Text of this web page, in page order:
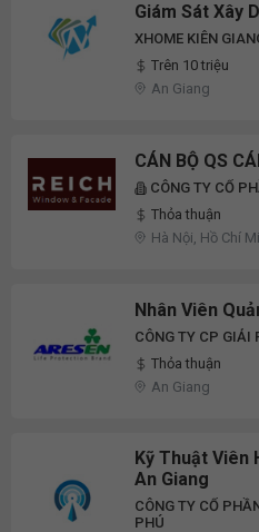
Giám Sát Xây
XHOME KIÊN
Trên 10 triệu
An Giang
CÁN BỘ QS
CÔNG TY CỔ
Thỏa thuận
Hà Nội, Hồ Chí
Nhân Viên
CÔNG TY CP GIẢI
Thỏa thuận
An Giang
Kỹ Thuật Viên
An Giang
CÔNG TY CỔ
PHÚ